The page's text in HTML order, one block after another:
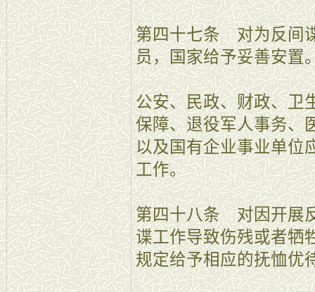
第四十七条 对为反间
员，国家给予妥善安置
公安、民政、财政、卫
保障、退役军人事务、
以及国有企业事业单位
工作。
第四十八条 对因开展
谍工作导致伤残或者牺
规定给予相应的抚恤优